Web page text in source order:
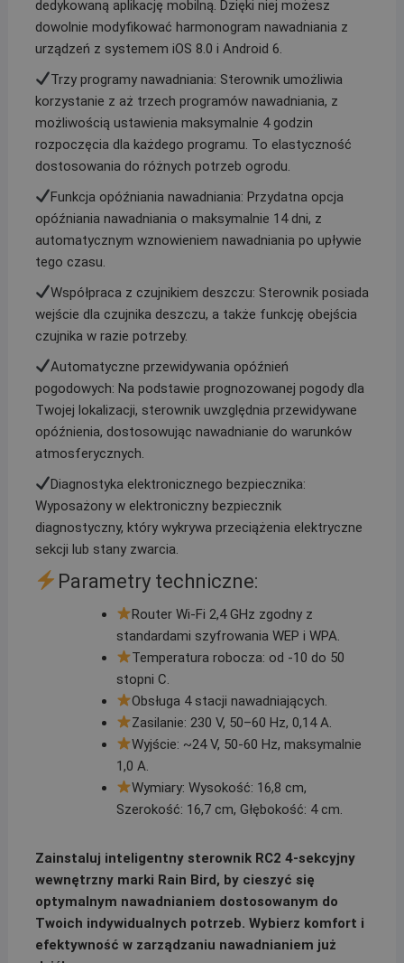
dedykowaną aplikację mobilną. Dzięki niej możesz
dowolnie modyfikować harmonogram nawadniania z
urządzeń z systemem iOS 8.0 i Android 6.
Trzy programy nawadniania: Sterownik umożliwia
korzystanie z aż trzech programów nawadniania, z
możliwością ustawienia maksymalnie 4 godzin
rozpoczęcia dla każdego programu. To elastyczność
dostosowania do różnych potrzeb ogrodu.
Funkcja opóźniania nawadniania: Przydatna opcja
opóźniania nawadniania o maksymalnie 14 dni, z
automatycznym wznowieniem nawadniania po upływie
tego czasu.
Współpraca z czujnikiem deszczu: Sterownik posiada
wejście dla czujnika deszczu, a także funkcję obejścia
czujnika w razie potrzeby.
Automatyczne przewidywania opóźnień
pogodowych: Na podstawie prognozowanej pogody dla
Twojej lokalizacji, sterownik uwzględnia przewidywane
opóźnienia, dostosowując nawadnianie do warunków
atmosferycznych.
Diagnostyka elektronicznego bezpiecznika:
Wyposażony w elektroniczny bezpiecznik
diagnostyczny, który wykrywa przeciążenia elektryczne
sekcji lub stany zwarcia.
Parametry techniczne:
Router Wi-Fi 2,4 GHz zgodny z
standardami szyfrowania WEP i WPA.
Temperatura robocza: od -10 do 50
stopni C.
Obsługa 4 stacji nawadniających.
Zasilanie: 230 V, 50–60 Hz, 0,14 A.
Wyjście: ~24 V, 50-60 Hz, maksymalnie
1,0 A.
Wymiary: Wysokość: 16,8 cm,
Szerokość: 16,7 cm, Głębokość: 4 cm.
Zainstaluj inteligentny sterownik RC2 4-sekcyjny
wewnętrzny marki Rain Bird, by cieszyć się
optymalnym nawadnianiem dostosowanym do
Twoich indywidualnych potrzeb. Wybierz komfort i
efektywność w zarządzaniu nawadnianiem już